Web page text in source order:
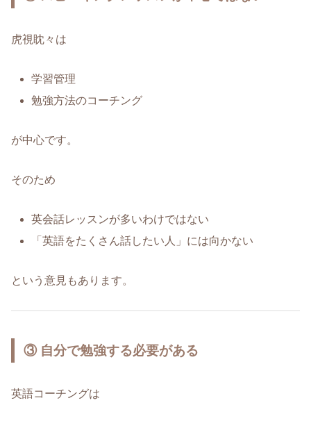
虎視眈々は
学習管理
勉強方法のコーチング
が中心です。
そのため
英会話レッスンが多いわけではない
「英語をたくさん話したい人」には向かない
という意見もあります。
③ 自分で勉強する必要がある
英語コーチングは